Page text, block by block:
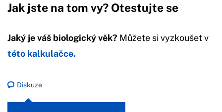
Jak jste na tom vy? Otestujte se
Jaký je váš biologický věk? Můžete si vyzkoušet v
této kalkulačce.
Diskuze